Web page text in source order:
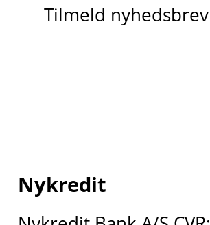
Tilmeld nyhedsbrev
Nykredit